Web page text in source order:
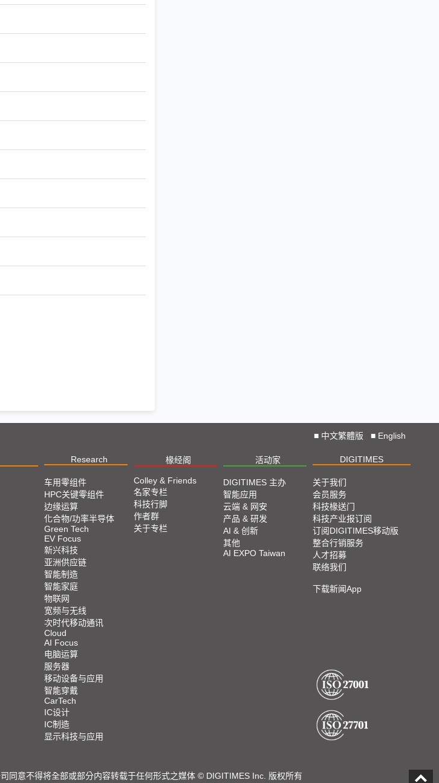
■ 中文繁體版 ■ English
Research 椽经阁 活动家 DIGITIMES
车用零组件
HPC关键零组件
边缘运算
化合物/功率半导体
Green Tech
EV Focus
新兴科技
亚洲供应链
智能制造
智能家庭
物联网
宽频与无线
次时代移动通讯
Cloud
AI Focus
电脑运算
服务器
移动设备与应用
智能穿戴
CarTech
IC设计
IC制造
显示科技与应用
Colley & Friends
名家专栏
科技行脚
作者群
关于专栏
DIGITIMES 主办
智能应用
云端 & 网安
产品 & 研发
AI & 创新
其他
AI EXPO Taiwan
关于我们
会员服务
科技椽送门
科技产业报订阅
订阅DIGITIMES移动版
整合行销服务
人才招募
联络我们
下载新闻App
同意不得将全部或部分内容转载于任何形式之媒体 © DIGITIMES Inc. 版权所有